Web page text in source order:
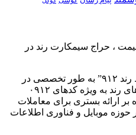
، حراج سیمكارت رند در
وبسایت rond912.ir با عنوان “خط رند ۹۱۲” به طور تخصصی در
زمینه خرید و فروش سیم کارت‌های رند به ویژه کدهای ۰۹۱۲
ارائه بستری برای معاملات
موبایل و فناوری اطلاعات